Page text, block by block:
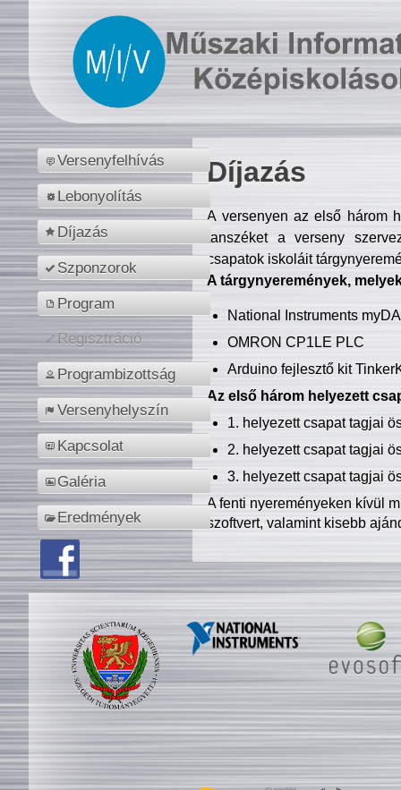
Versenyfelhívás
Lebonyolítás
Díjazás
Szponzorok
Program
Regisztráció
Programbizottság
Versenyhelyszín
Kapcsolat
Galéria
Eredmények
Díjazás
A versenyen az első három
tanszéket a verseny
csapatok iskoláit
A tárgynyeremények,
National Instruments
OMRON CP1LE PLC
Arduino fejlesztő kit
Az első három helyezett
1. helyezett csapat tagjai
2. helyezett csapat tagjai
3. helyezett csapat tagjai
A fenti nyereményeken kívül
szoftvert, valamint kisebb